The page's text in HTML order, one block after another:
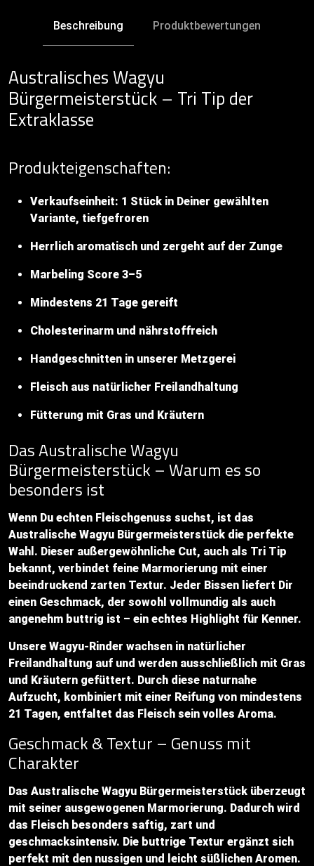
Beschreibung Produktbewertungen
Australisches Wagyu
Bürgermeisterstück – Tri Tip der
Extraklasse
Produkteigenschaften:
Verkaufseinheit: 1 Stück in Deiner gewählten
Variante, tiefgefroren
Herrlich aromatisch und zergeht auf der Zunge
Marbeling Score 3–5
Mindestens 21 Tage gereift
Cholesterinarm und nährstoffreich
Handgeschnitten in unserer Metzgerei
Fleisch aus natürlicher Freilandhaltung
Fütterung mit Gras und Kräutern
Das Australische Wagyu
Bürgermeisterstück – Warum es so
besonders ist
Wenn Du echten Fleischgenuss suchst, ist das
Australische Wagyu Bürgermeisterstück die perfekte
Wahl. Dieser außergewöhnliche Cut, auch als Tri Tip
bekannt, verbindet feine Marmorierung mit einer
beeindruckend zarten Textur. Jeder Bissen liefert Dir
einen Geschmack, der sowohl vollmundig als auch
angenehm buttrig ist – ein echtes Highlight für Kenner.
Unsere Wagyu-Rinder wachsen in natürlicher
Freilandhaltung auf und werden ausschließlich mit Gras
und Kräutern gefüttert. Durch diese naturnahe
Aufzucht, kombiniert mit einer Reifung von mindestens
21 Tagen, entfaltet das Fleisch sein volles Aroma.
Geschmack & Textur – Genuss mit
Charakter
Das Australische Wagyu Bürgermeisterstück überzeugt
mit seiner ausgewogenen Marmorierung. Dadurch wird
das Fleisch besonders saftig, zart und
geschmacksintensiv. Die buttrige Textur ergänzt sich
perfekt mit den nussigen und leicht süßlichen Aromen.